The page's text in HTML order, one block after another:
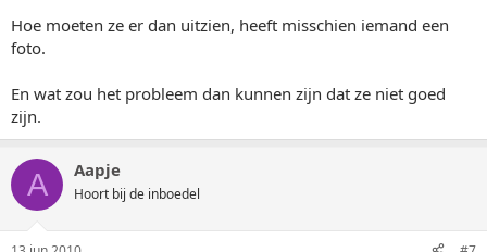
Hoe moeten ze er dan uitzien, heeft misschien iemand een
foto.
En wat zou het probleem dan kunnen zijn dat ze niet goed
zijn.
A Aapje
Hoort bij de inboedel